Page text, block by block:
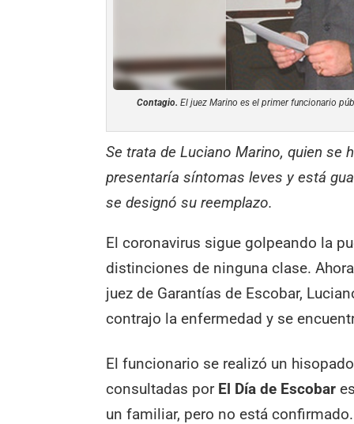
Contagio. El juez Marino es el primer funcionario
Se trata de Luciano Marino, quien se
presentaría síntomas leves y está
se designó su reemplazo.
El coronavirus sigue golpeando la
distinciones de ninguna clase.
juez de Garantías de Escobar,
contrajo la enfermedad y se
El funcionario se realizó un
consultadas por El Día de Escobar
un familiar, pero no está